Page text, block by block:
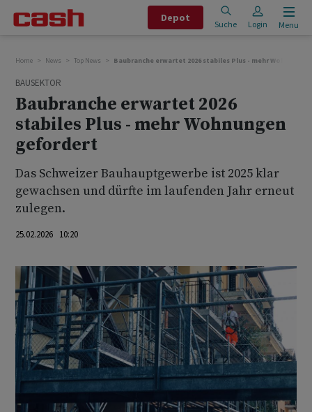
Depot
Suche Login Menu
Home News Top News Baubranche erwartet 2026 stabiles Plus - mehr
BAUSEKTOR
Baubranche erwartet 2026
stabiles Plus - mehr Wohnungen
gefordert
Das Schweizer Bauhauptgewerbe ist 2025 klar
gewachsen und dürfte im laufenden Jahr erneut
zulegen.
25.02.2026 10:20